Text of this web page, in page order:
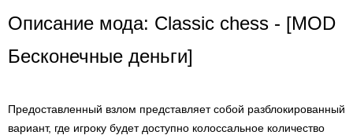
Описание мода: Classic chess - [MOD
Бесконечные деньги]
Предоставленный взлом представляет собой разблокированный
вариант, где игроку будет доступно колоссальное количество